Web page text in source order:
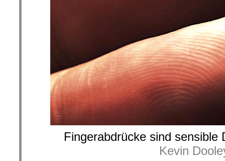
Fingerabdrücke sind sensible
Kevin